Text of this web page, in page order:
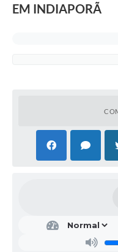
Expediente
Serviços Online
Contratos
EM INDIAPORÃ